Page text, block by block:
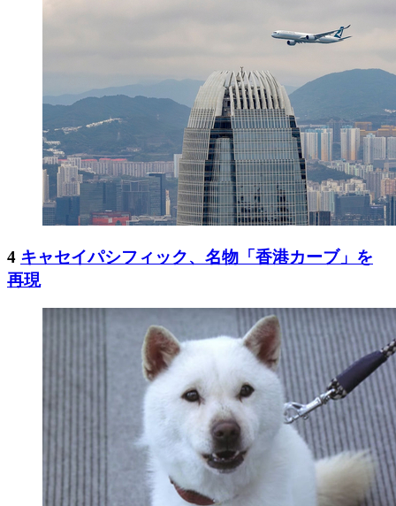
4 キャセイパシフィック、名物「香港カーブ」を
再現